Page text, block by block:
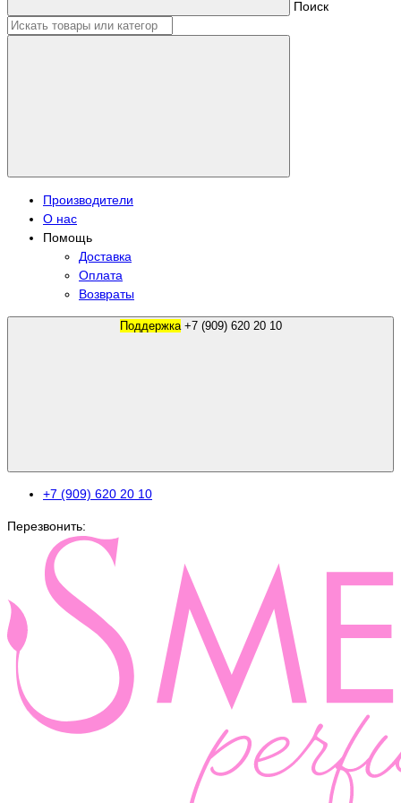
Поиск
Производители
О нас
Помощь
Доставка
Оплата
Возвраты
Поддержка +7 (909) 620 20 10
+7 (909) 620 20 10
Перезвонить: